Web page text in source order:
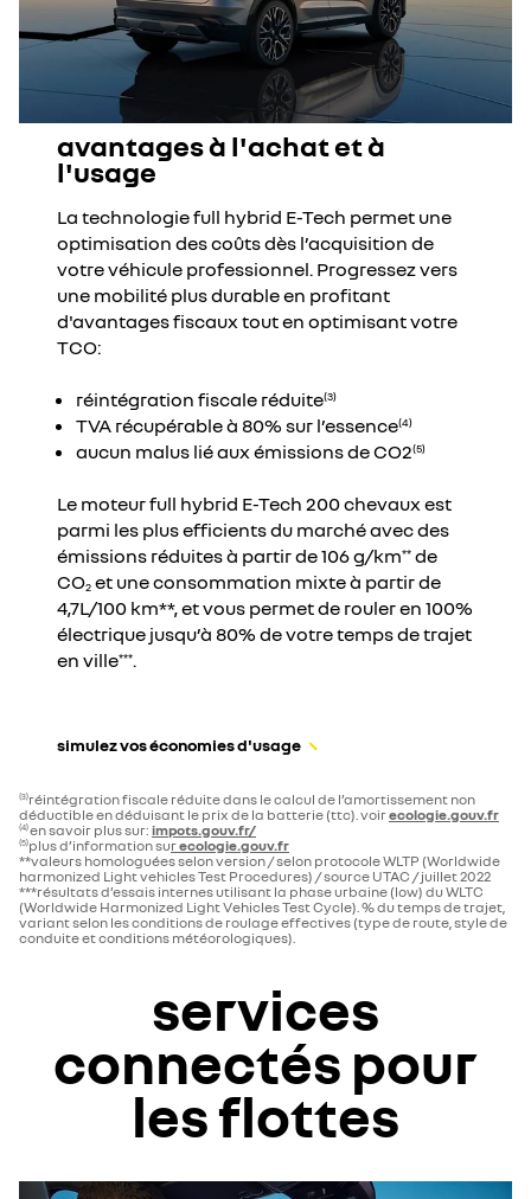
avantages à l'achat et à
l'usage
La technologie full hybrid E-Tech permet une
optimisation des coûts dès l’acquisition de
votre véhicule professionnel. Progressez vers
une mobilité plus durable en profitant
d'avantages fiscaux tout en optimisant votre
TCO:
réintégration fiscale réduite(3)
TVA récupérable à 80% sur l’essence(4)
aucun malus lié aux émissions de CO2(5)
Le moteur full hybrid E-Tech 200 chevaux est
parmi les plus efficients du marché avec des
émissions réduites à partir de 106 g/km** de
CO2 et une consommation mixte à partir de
4,7L/100 km**, et vous permet de rouler en 100%
électrique jusqu’à 80% de votre temps de trajet
en ville***.
simulez vos économies d'usage
(3)réintégration fiscale réduite dans le calcul de l’amortissement non
déductible en déduisant le prix de la batterie (ttc). voirecologie.gouv.fr
(4)en savoir plus sur: impots.gouv.fr/
(5)plus d’information surecologie.gouv.fr
**valeurs homologuées selon version / selon protocole WLTP (Worldwide
harmonized Light vehicles Test Procedures) / source UTAC / juillet 2022
***résultats d’essais internes utilisant la phase urbaine (low) du WLTC
(Worldwide Harmonized Light Vehicles Test Cycle). % du temps de trajet,
variant selon les conditions de roulage effectives (type de route, style de
conduite et conditions météorologiques).
services
connectés pour
les flottes